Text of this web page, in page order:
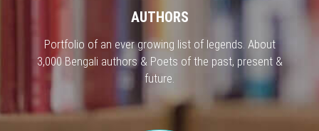
AUTHORS
Portfolio of an ever growing list of legends. About
3,000 Bengali authors & Poets of the past, present &
future.